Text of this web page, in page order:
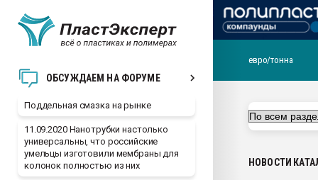
ОБСУЖДАЕМ НА ФОРУМЕ
Поддельная смазка на рынке
11.09.2020 Нанотрубки настолько
универсальны, что российские
умельцы изготовили мембраны для
колонок полностью из них
ближайшее
Подмосковье, Москва
первый план в
евро/тонна
НОВОСТИ